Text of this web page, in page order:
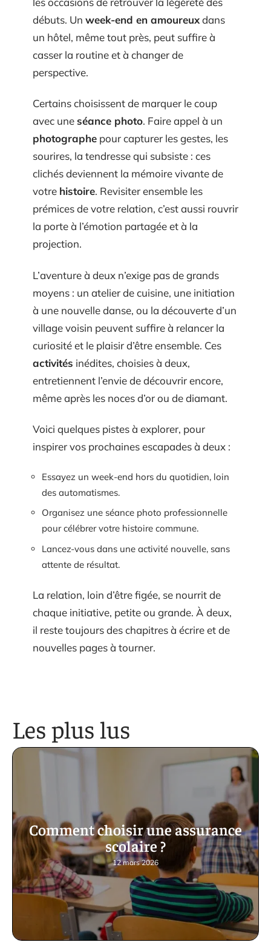
débuts. Un week-end en amoureuxdans
un hôtel, même tout près, peut suffire à
casser la routine et à changer de
perspective.
Certains choisissent de marquer le coup
avec uneséance photo. Faire appel à un
photographe pour capturer les gestes, les
sourires, la tendresse qui subsiste : ces
clichés deviennent la mémoire vivante de
votre histoire. Revisiter ensemble les
prémices de votre relation, c’est aussi rouvrir
la porte à l’émotion partagée et à la
projection.
L’aventure à deux n’exige pas de grands
moyens : un atelier de cuisine, une initiation
à une nouvelle danse, ou la découverte d’un
village voisin peuvent suffire à relancer la
curiosité et le plaisir d’être ensemble. Ces
activités inédites, choisies à deux,
entretiennent l’envie de découvrir encore,
même après les noces d’or ou de diamant.
Voici quelques pistes à explorer, pour
inspirer vos prochaines escapades à deux :
Essayez un week-end hors du quotidien, loin
des automatismes.
Organisez une séance photo professionnelle
pour célébrer votre histoire commune.
Lancez-vous dans une activité nouvelle, sans
attente de résultat.
La relation, loin d’être figée, se nourrit de
chaque initiative, petite ou grande. À deux,
il reste toujours des chapitres à écrire et de
nouvelles pages à tourner.
Les plus lus
Comment choisir une assurance
scolaire ?
12 mars 2026